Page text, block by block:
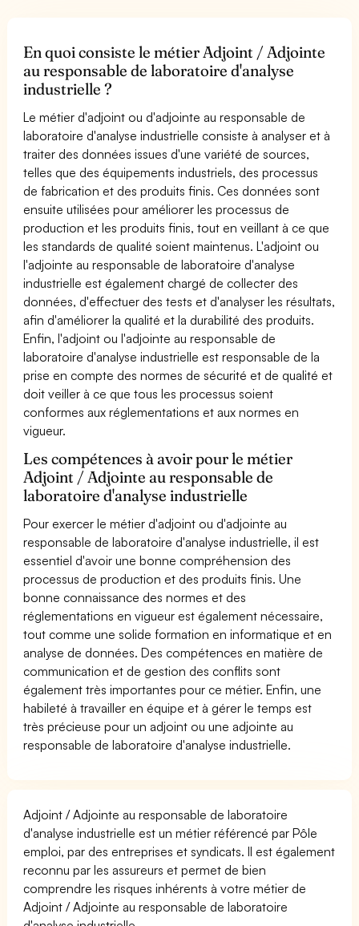
En quoi consiste le métier Adjoint / Adjointe
au responsable de laboratoire d'analyse
industrielle ?
Le métier d'adjoint ou d'adjointe au responsable de
laboratoire d'analyse industrielle consiste à analyser et à
traiter des données issues d'une variété de sources,
telles que des équipements industriels, des processus
de fabrication et des produits finis. Ces données sont
ensuite utilisées pour améliorer les processus de
production et les produits finis, tout en veillant à ce que
les standards de qualité soient maintenus. L'adjoint ou
l'adjointe au responsable de laboratoire d'analyse
industrielle est également chargé de collecter des
données, d'effectuer des tests et d'analyser les résultats,
afin d'améliorer la qualité et la durabilité des produits.
Enfin, l'adjoint ou l'adjointe au responsable de
laboratoire d'analyse industrielle est responsable de la
prise en compte des normes de sécurité et de qualité et
doit veiller à ce que tous les processus soient
conformes aux réglementations et aux normes en
vigueur.
Les compétences à avoir pour le métier
Adjoint / Adjointe au responsable de
laboratoire d'analyse industrielle
Pour exercer le métier d'adjoint ou d'adjointe au
responsable de laboratoire d'analyse industrielle, il est
essentiel d'avoir une bonne compréhension des
processus de production et des produits finis. Une
bonne connaissance des normes et des
réglementations en vigueur est également nécessaire,
tout comme une solide formation en informatique et en
analyse de données. Des compétences en matière de
communication et de gestion des conflits sont
également très importantes pour ce métier. Enfin, une
habileté à travailler en équipe et à gérer le temps est
très précieuse pour un adjoint ou une adjointe au
responsable de laboratoire d'analyse industrielle.
Adjoint / Adjointe au responsable de laboratoire
d'analyse industrielle est un métier référencé par Pôle
emploi, par des entreprises et syndicats. Il est également
reconnu par les assureurs et permet de bien
comprendre les risques inhérents à votre métier de
Adjoint / Adjointe au responsable de laboratoire